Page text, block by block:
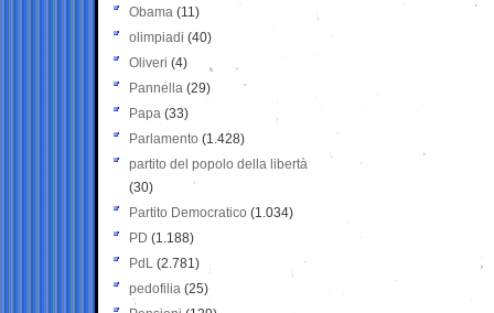
Obama (11)
olimpiadi (40)
Oliveri (4)
Pannella (29)
Papa (33)
Parlamento (1.428)
partito del popolo della libertà
(30)
Partito Democratico (1.034)
PD (1.188)
PdL (2.781)
pedofilia (25)